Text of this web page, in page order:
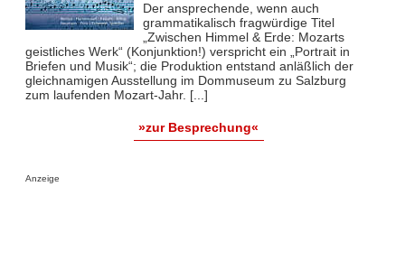
Der ansprechende, wenn auch
grammatikalisch fragwürdige Titel
„Zwischen Himmel & Erde: Mozarts
geistliches Werk“ (Konjunktion!) verspricht ein „Portrait in
Briefen und Musik“; die Produktion entstand anläßlich der
gleichnamigen Ausstellung im Dommuseum zu Salzburg
zum laufenden Mozart-Jahr. [...]
»zur Besprechung«
Anzeige